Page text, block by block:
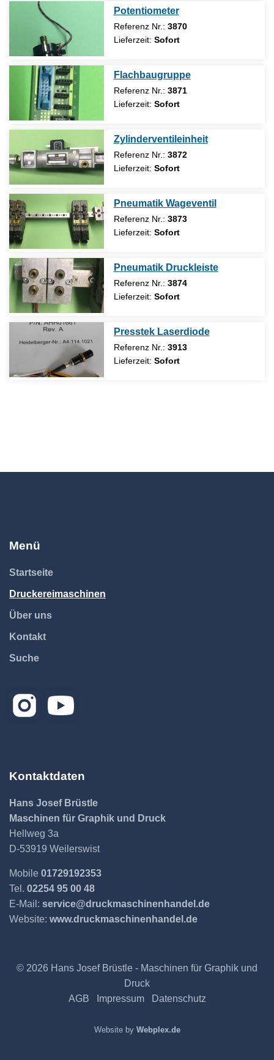
Potentiometer
Referenz Nr.: 3870
Lieferzeit: Sofort
Flachbaugruppe
Referenz Nr.: 3871
Lieferzeit: Sofort
Zylinderventileinheit
Referenz Nr.: 3872
Lieferzeit: Sofort
Pneumatik Wageventil
Referenz Nr.: 3873
Lieferzeit: Sofort
Pneumatik Druckleiste
Referenz Nr.: 3874
Lieferzeit: Sofort
Presstek Laserdiode
Referenz Nr.: 3913
Lieferzeit: Sofort
Menü
Startseite
Druckereimaschinen
Über uns
Kontakt
Suche
Kontaktdaten
Hans Josef Brüstle
Maschinen für Graphik und Druck
Hellweg 3a
D-53919 Weilerswist
Mobile 01729192353
Tel. 02254 95 00 48
E-Mail: service@druckmaschinenhandel.de
Website: www.druckmaschinenhandel.de
© 2026 Hans Josef Brüstle - Maschinen für Graphik und
Druck
AGB
Impressum Datenschutz
Website by Webplex.de